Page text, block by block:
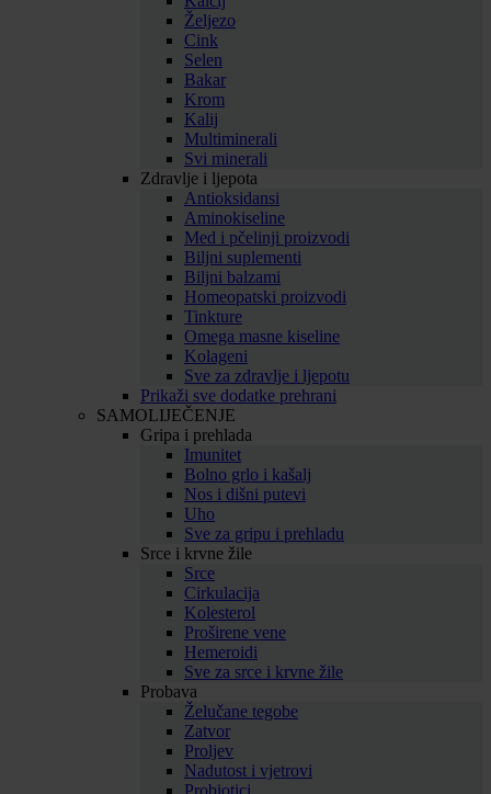
Željezo
Cink
Selen
Bakar
Krom
Kalij
Multiminerali
Svi minerali
Zdravlje i ljepota
Antioksidansi
Aminokiseline
Med i pčelinji proizvodi
Biljni suplementi
Biljni balzami
Homeopatski proizvodi
Tinkture
Omega masne kiseline
Kolageni
Sve za zdravlje i ljepotu
Prikaži sve dodatke prehrani
SAMOLIJEČENJE
Gripa i prehlada
Imunitet
Bolno grlo i kašalj
Nos i dišni putevi
Uho
Sve za gripu i prehladu
Srce i krvne žile
Srce
Cirkulacija
Kolesterol
Proširene vene
Hemeroidi
Sve za srce i krvne žile
Probava
Želučane tegobe
Zatvor
Proljev
Nadutost i vjetrovi
Probiotici